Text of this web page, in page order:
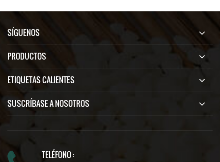
SÍGUENOS
PRODUCTOS
ETIQUETAS CALIENTES
SUSCRÍBASE A NOSOTROS
TELÉFONO :